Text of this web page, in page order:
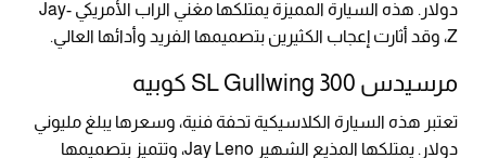
دولار. هذه السيارة المميزة يمتلكها مغني الراب الأمريكي Jay-
Z، وقد أثارت إعجاب الكثيرين بتصميمها الفريد وأدائها العالي.
مرسيدس 300 SL Gullwing كوبيه
تعتبر هذه السيارة الكلاسيكية تحفة فنية، وسعرها يبلغ مليوني
دولار. يمتلكها المذيع الشهير Jay Leno، وتتميز بتصميمها